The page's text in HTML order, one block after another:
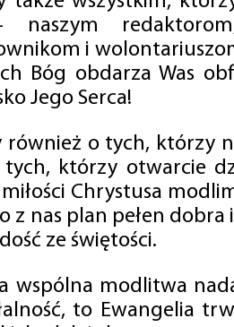
naszym
i
Bóg obdarza Was
Jego Serca!
również o tych, którzy
którzy otwarcie
Chrystusa
z nas plan pełen
ze świętości.
wspólna modlitwa
to Ewangelia